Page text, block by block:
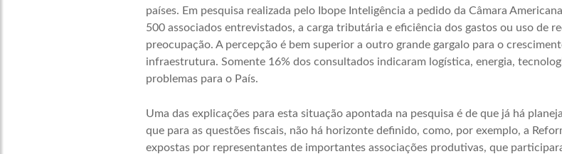
países. Em pesquisa realizada pelo Ibope Inteligência a pedido da Câmara
500 associados entrevistados, a carga tributária e eficiência dos gastos ou uso de
preocupação. A percepção é bem superior a outro grande gargalo para o
infraestrutura. Somente 16% dos consultados indicaram logística, energia,
problemas para o País.
Uma das explicações para esta situação apontada na pesquisa é de que já há
que para as questões fiscais, não há horizonte definido, como, por exemplo, a
expostas por representantes de importantes associações produtivas, que